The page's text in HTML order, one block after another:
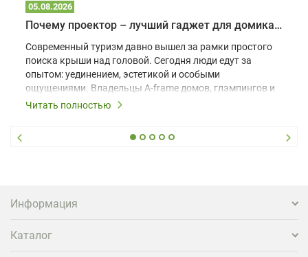
05.08.2026
Почему проектор – лучший гаджет для домика в глэмпинге
Современный туризм давно вышел за рамки простого
поиска крыши над головой. Сегодня люди едут за
опытом: уединением, эстетикой и особыми
ощущениями. Владельцы A-frame домов, глэмпингов и
шале понимают, что конкуренция растет, и
вернуться и поделиться впечатлениями в соцсетях,
проектора.
Читать полностью
Информация
Каталог